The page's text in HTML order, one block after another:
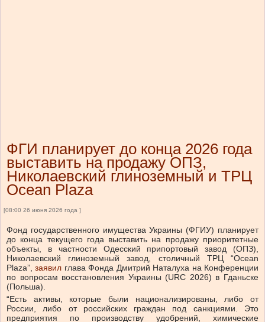
ФГИ планирует до конца 2026 года
выставить на продажу ОПЗ,
Николаевский глиноземный и ТРЦ
Ocean Plaza
[08:00 26 июня 2026 года ]
Фонд государственного имущества Украины (ФГИУ) планирует
до конца текущего года выставить на продажу приоритетные
объекты, в частности Одесский припортовый завод (ОПЗ),
Николаевский глиноземный завод, столичный ТРЦ “Ocean
Plaza”,заявил глава Фонда Дмитрий Наталуха на Конференции
по вопросам восстановления Украины (URC 2026) в Гданьске
(Польша).
“Есть активы, которые были национализированы, либо от
России, либо от российских граждан под санкциями. Это
предприятия по производству удобрений, химические